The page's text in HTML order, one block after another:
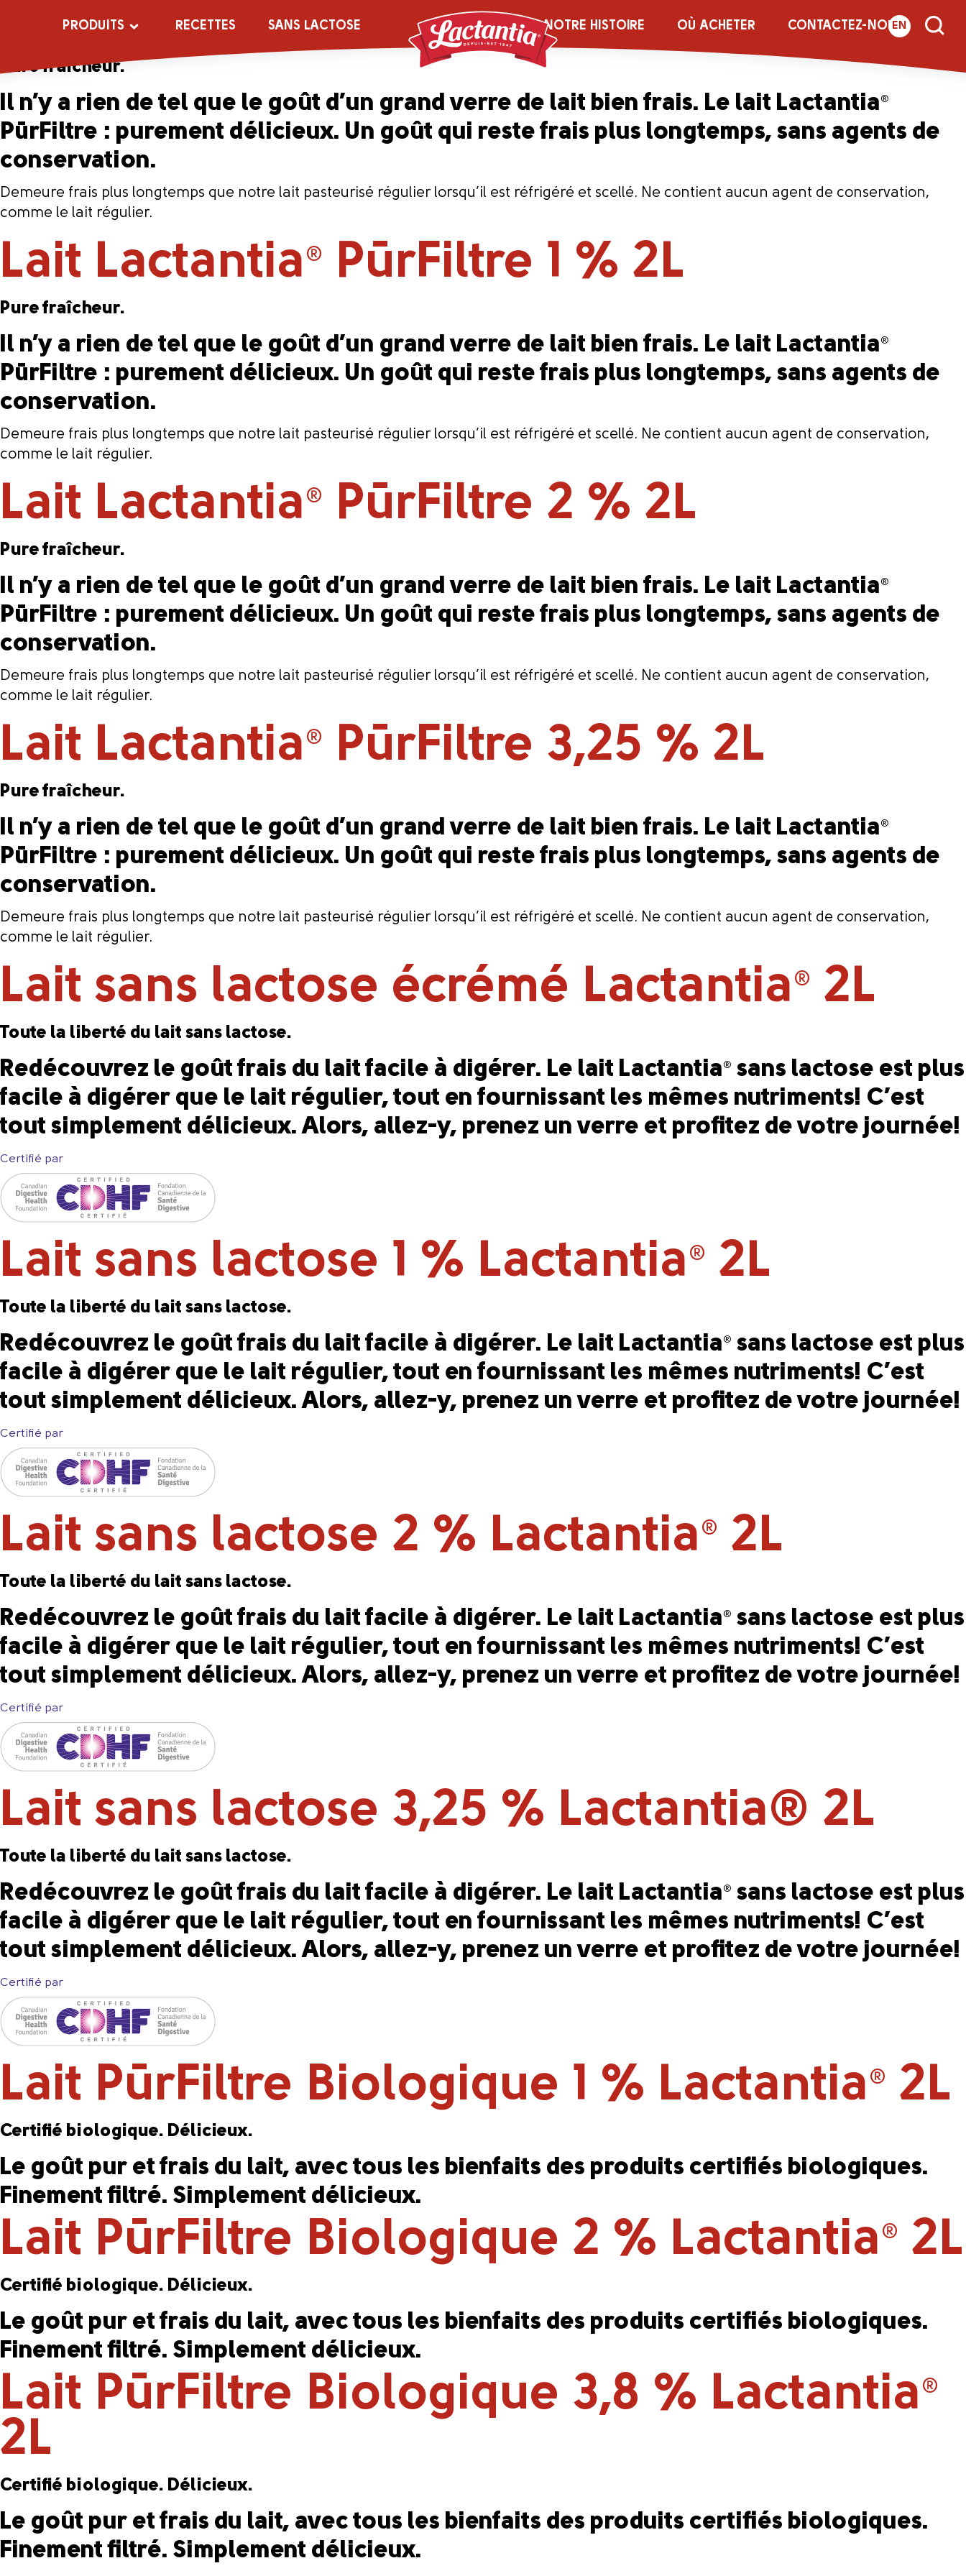
PRODUITS RECETTES SANS LACTOSE NOTRE HISTOIRE OÙ ACHETER CONTACTEZ-NOUS
EN
Lait écrémé PūrFiltre Lactantia ®2L
Pure fraîcheur.
Il n’y a rien de tel que le goût d’un grand verre de lait bien frais. Le lait Lactantia ®
PūrFiltre : purement délicieux. Un goût qui reste frais plus longtemps, sans agents de
conservation.
Demeure frais plus longtemps que notre lait pasteurisé régulier lorsqu’il est réfrigéré et scellé. Ne contient aucun agent de conservation,
comme le lait régulier.
Lait Lactantia ® PūrFiltre 1 % 2L
Pure fraîcheur.
Il n’y a rien de tel que le goût d’un grand verre de lait bien frais. Le lait Lactantia ®
PūrFiltre : purement délicieux. Un goût qui reste frais plus longtemps, sans agents de
conservation.
Demeure frais plus longtemps que notre lait pasteurisé régulier lorsqu’il est réfrigéré et scellé. Ne contient aucun agent de conservation,
comme le lait régulier.
Lait Lactantia ® PūrFiltre 2 % 2L
Pure fraîcheur.
Il n’y a rien de tel que le goût d’un grand verre de lait bien frais. Le lait Lactantia ®
PūrFiltre : purement délicieux. Un goût qui reste frais plus longtemps, sans agents de
conservation.
Demeure frais plus longtemps que notre lait pasteurisé régulier lorsqu’il est réfrigéré et scellé. Ne contient aucun agent de conservation,
comme le lait régulier.
Lait Lactantia ® PūrFiltre 3,25 % 2L
Pure fraîcheur.
Il n’y a rien de tel que le goût d’un grand verre de lait bien frais. Le lait Lactantia ®
PūrFiltre : purement délicieux. Un goût qui reste frais plus longtemps, sans agents de
conservation.
Demeure frais plus longtemps que notre lait pasteurisé régulier lorsqu’il est réfrigéré et scellé. Ne contient aucun agent de conservation,
comme le lait régulier.
Lait sans lactose écrémé Lactantia ® 2L
Toute la liberté du lait sans lactose.
Redécouvrez le goût frais du lait facile à digérer. Le lait Lactantia ®
sans lactose est plus
facile à digérer que le lait régulier, tout en fournissant les mêmes nutriments! C’est
tout simplement délicieux. Alors, allez-y, prenez un verre et profitez de votre journée!
Certifié par
Lait sans lactose 1 % Lactantia ® 2L
Toute la liberté du lait sans lactose.
Redécouvrez le goût frais du lait facile à digérer. Le lait Lactantia ®
sans lactose est plus
facile à digérer que le lait régulier, tout en fournissant les mêmes nutriments! C’est
tout simplement délicieux. Alors, allez-y, prenez un verre et profitez de votre journée!
Certifié par
Lait sans lactose 2 % Lactantia ® 2L
Toute la liberté du lait sans lactose.
Redécouvrez le goût frais du lait facile à digérer. Le lait Lactantia ®
sans lactose est plus
facile à digérer que le lait régulier, tout en fournissant les mêmes nutriments! C’est
tout simplement délicieux. Alors, allez-y, prenez un verre et profitez de votre journée!
Certifié par
Lait sans lactose 3,25 % Lactantia® 2L
Toute la liberté du lait sans lactose.
Redécouvrez le goût frais du lait facile à digérer. Le lait Lactantia ®
sans lactose est plus
facile à digérer que le lait régulier, tout en fournissant les mêmes nutriments! C’est
tout simplement délicieux. Alors, allez-y, prenez un verre et profitez de votre journée!
Certifié par
Lait PūrFiltre Biologique 1 % Lactantia ® 2L
Certifié biologique. Délicieux.
Le goût pur et frais du lait, avec tous les bienfaits des produits certifiés biologiques.
Finement filtré. Simplement délicieux.
Lait PūrFiltre Biologique 2 % Lactantia ® 2L
Certifié biologique. Délicieux.
Le goût pur et frais du lait, avec tous les bienfaits des produits certifiés biologiques.
Finement filtré. Simplement délicieux.
Lait PūrFiltre Biologique 3,8 % Lactantia ®
2L
Certifié biologique. Délicieux.
Le goût pur et frais du lait, avec tous les bienfaits des produits certifiés biologiques.
Finement filtré. Simplement délicieux.